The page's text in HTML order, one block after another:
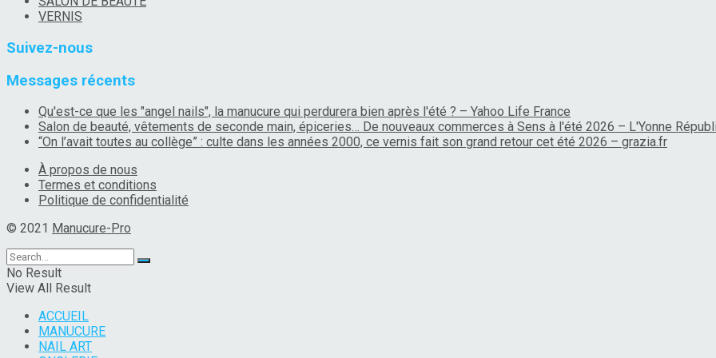
VERNIS
Suivez-nous
Messages récents
Qu'est-ce que les "angel nails", la manucure qui perdurera bien après l'été ? – Yahoo Life France
Salon de beauté, vêtements de seconde main, épiceries… De nouveaux commerces à Sens à l'été 2026 – L'Yonne
“On l’avait toutes au collège” : culte dans les années 2000, ce vernis fait son grand retour cet été 2026 – grazia.fr
À propos de nous
Termes et conditions
Politique de confidentialité
© 2021 Manucure-Pro
No Result
View All Result
ACCUEIL
MANUCURE
NAIL ART